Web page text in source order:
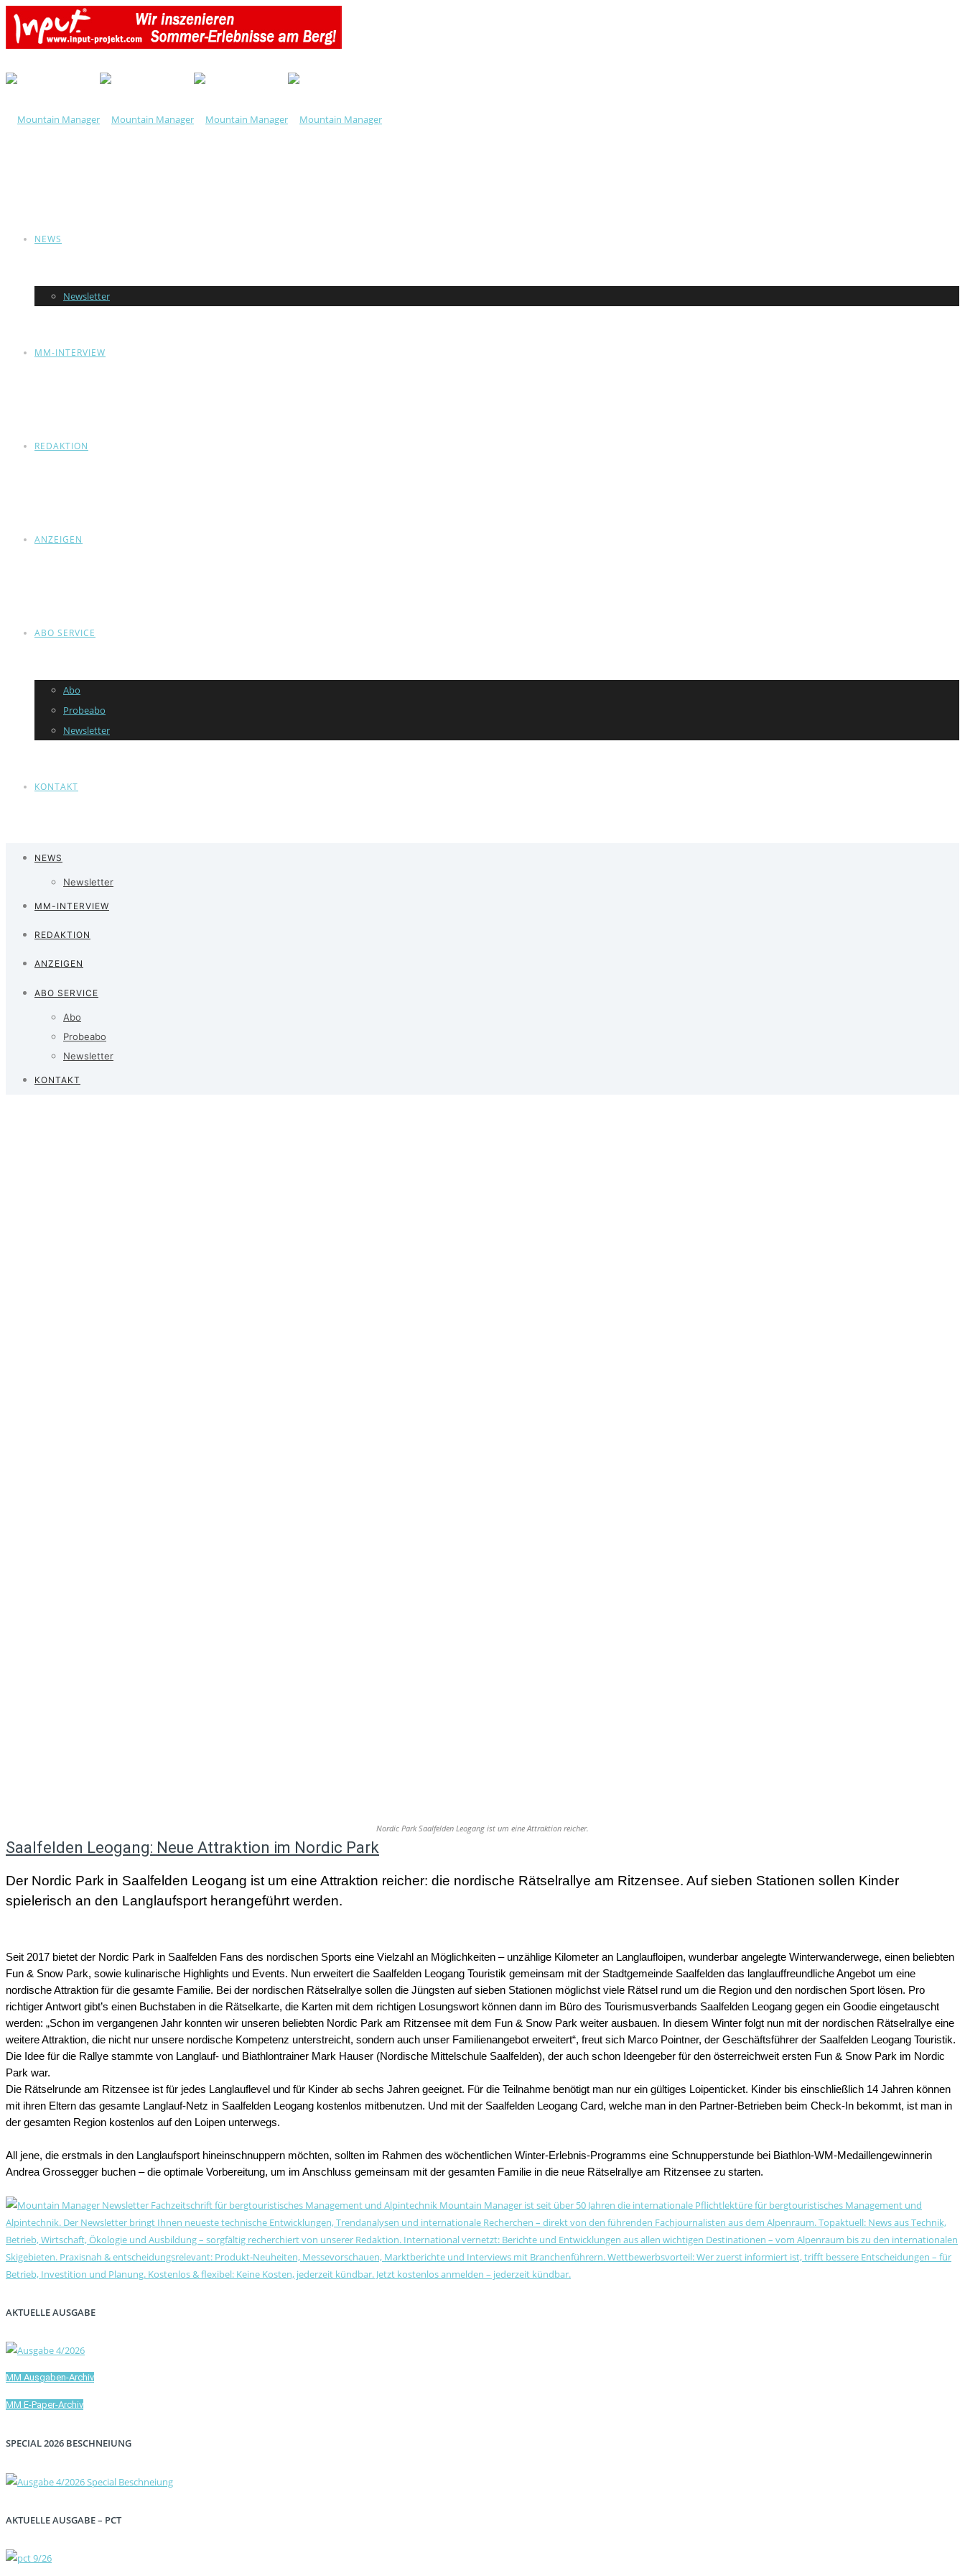
NEWS
Newsletter
MM-INTERVIEW
REDAKTION
ANZEIGEN
ABO SERVICE
Abo
Probeabo
Newsletter
KONTAKT
NEWS
Newsletter
MM-INTERVIEW
REDAKTION
ANZEIGEN
ABO SERVICE
Abo
Probeabo
Newsletter
KONTAKT
Nordic Park Saalfelden Leogang ist um eine Attraktion reicher.
Saalfelden Leogang: Neue Attraktion im Nordic Park
Der Nordic Park in Saalfelden Leogang ist um eine Attraktion reicher: die nordische Rätselrallye am Ritzensee. Auf sieben Stationen sollen Kinder
spielerisch an den Langlaufsport herangeführt werden.
Seit 2017 bietet der Nordic Park in Saalfelden Fans des nordischen Sports eine Vielzahl an Möglichkeiten – unzählige Kilometer an Langlaufloipen, wunderbar angelegte Winterwanderwege, einen beliebten
Fun & Snow Park, sowie kulinarische Highlights und Events. Nun erweitert die Saalfelden Leogang Touristik gemeinsam mit der Stadtgemeinde Saalfelden das langlauffreundliche Angebot um eine
nordische Attraktion für die gesamte Familie. Bei der nordischen Rätselrallye sollen die Jüngsten auf sieben Stationen möglichst viele Rätsel rund um die Region und den nordischen Sport lösen. Pro
richtiger Antwort gibt’s einen Buchstaben in die Rätselkarte, die Karten mit dem richtigen Losungswort können dann im Büro des Tourismusverbands Saalfelden Leogang gegen ein Goodie eingetauscht
werden: „Schon im vergangenen Jahr konnten wir unseren beliebten Nordic Park am Ritzensee mit dem Fun & Snow Park weiter ausbauen. In diesem Winter folgt nun mit der nordischen Rätselrallye eine
weitere Attraktion, die nicht nur unsere nordische Kompetenz unterstreicht, sondern auch unser Familienangebot erweitert“, freut sich Marco Pointner, der Geschäftsführer der Saalfelden Leogang Touristik.
Die Idee für die Rallye stammte von Langlauf- und Biathlontrainer Mark Hauser (Nordische Mittelschule Saalfelden), der auch schon Ideengeber für den österreichweit ersten Fun & Snow Park im Nordic
Park war.
Die Rätselrunde am Ritzensee ist für jedes Langlauflevel und für Kinder ab sechs Jahren geeignet. Für die Teilnahme benötigt man nur ein gültiges Loipenticket. Kinder bis einschließlich 14 Jahren können
mit ihren Eltern das gesamte Langlauf-Netz in Saalfelden Leogang kostenlos mitbenutzen. Und mit der Saalfelden Leogang Card, welche man in den Partner-Betrieben beim Check-In bekommt, ist man in
der gesamten Region kostenlos auf den Loipen unterwegs.
All jene, die erstmals in den Langlaufsport hineinschnuppern möchten, sollten im Rahmen des wöchentlichen Winter-Erlebnis-Programms eine Schnupperstunde bei Biathlon-WM-Medaillengewinnerin
Andrea Grossegger buchen – die optimale Vorbereitung, um im Anschluss gemeinsam mit der gesamten Familie in die neue Rätselrallye am Ritzensee zu starten.
AKTUELLE AUSGABE
MM Ausgaben-Archiv
MM E-Paper-Archiv
SPECIAL 2026 BESCHNEIUNG
AKTUELLE AUSGABE – PCT